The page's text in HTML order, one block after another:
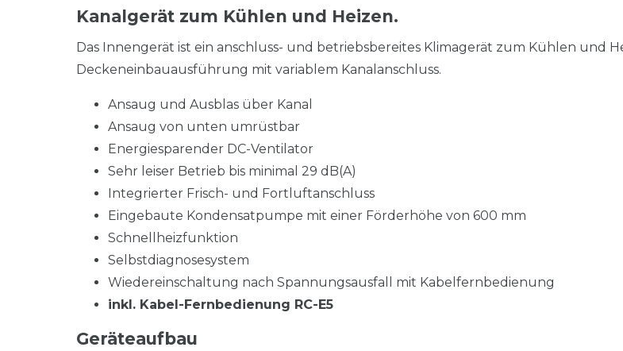
Kanalgerät zum Kühlen und Heizen.
Das Innengerät ist ein anschluss- und betriebsbereites Klimagerät zum Kühlen und
Deckeneinbauausführung mit variablem Kanalanschluss.
Ansaug und Ausblas über Kanal
Ansaug von unten umrüstbar
Energiesparender DC-Ventilator
Sehr leiser Betrieb bis minimal 29 dB(A)
Integrierter Frisch- und Fortluftanschluss
Eingebaute Kondensatpumpe mit einer Förderhöhe von 600 mm
Schnellheizfunktion
Selbstdiagnosesystem
Wiedereinschaltung nach Spannungsausfall mit Kabelfernbedienung
inkl. Kabel-Fernbedienung RC-E5
Geräteaufbau